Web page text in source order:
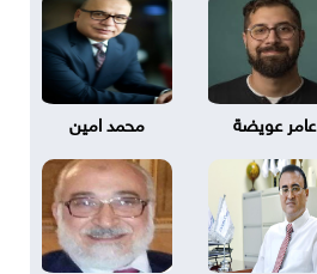
عامر عويضة محمد امين